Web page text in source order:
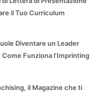
il Tuo Curriculum
Diventare un Leader
Come Funziona l’Imprinting
il Magazine che ti